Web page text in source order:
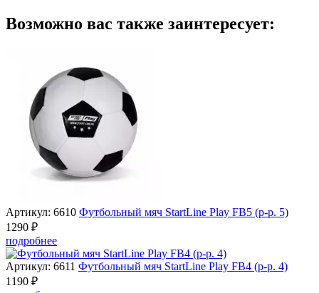
Возможно вас также заинтересует:
Артикул: 6610 Футбольный мяч StartLine Play FB5 (р-р. 5)
1290 ₽
подробнее
Артикул: 6611 Футбольный мяч StartLine Play FB4 (р-р. 4)
1190 ₽